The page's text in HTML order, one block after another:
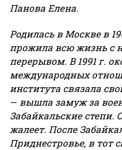
Панова Елена.
Родилась в Москве в
прожила всю жизнь с
перерывом. В 1991 г.
международных
института связала
— вышла замуж за
Забайкальские степи.
жалеет. После
Приднестровье, в тот